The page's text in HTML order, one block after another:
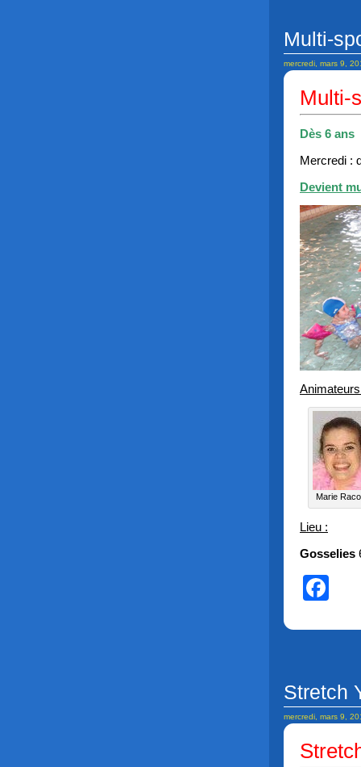
Multi-
mercredi, mars 9,
Multi-
Dès 6 ans
Mercredi :
Devient
Marie
Lieu :
Gosselies
Stretch
mercredi, mars 9,